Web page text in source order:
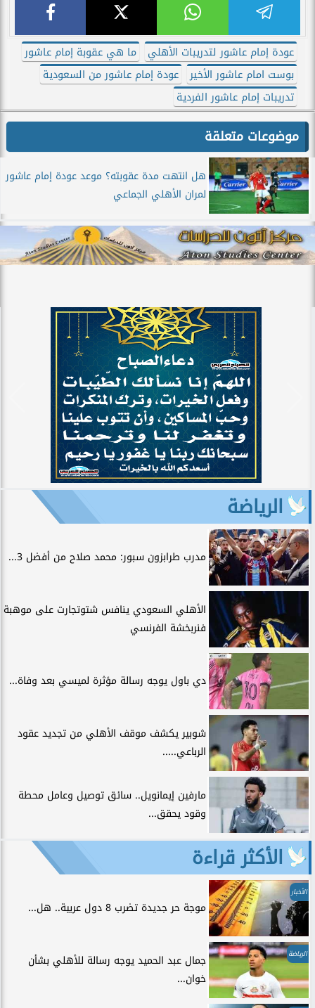
عودة إمام عاشور لتدريبات الأهلي
ما هي عقوبة إمام عاشور
بوست امام عاشور الأخير
عودة إمام عاشور من السعودية
تدريبات إمام عاشور الفردية
موضوعات متعلقة
هل انتهت مدة عقوبته؟ موعد عودة إمام عاشور
لمران الأهلي الجماعي
الرياضة
مدرب طرابزون سبور: محمد صلاح من أفضل 3...
الأهلي السعودي ينافس شتوتجارت على موهبة
فنربخشة الفرنسي
دي باول يوجه رسالة مؤثرة لميسي بعد وفاة...
شوبير يكشف موقف الأهلي من تجديد عقود
الرباعي.....
مارفين إيمانويل.. سائق توصيل وعامل محطة
وقود يحقق...
الأكثر قراءة
الأخبار
موجة حر جديدة تضرب 8 دول عربية.. هل...
الرياضة
جمال عبد الحميد يوجه رسالة للأهلي بشأن
خوان...